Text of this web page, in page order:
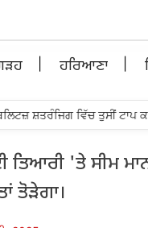
ਹਰਿਆਣਾ
ਸ਼ਤਰੰਜਿਗ ਵਿੱਚ ਤੁਸੀਂ ਟਾਪ
ਤਿਆਰੀ 'ਤੇ ਸੀਮ
ਤੋੜੇਗਾ।